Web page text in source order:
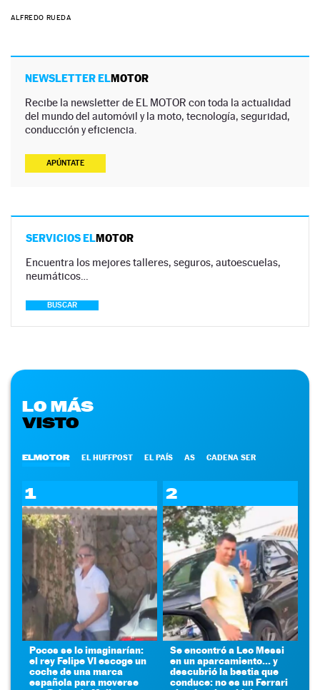
ALFREDO RUEDA
NEWSLETTER ELMOTOR
Recibe la newsletter de EL MOTOR con toda la actualidad
del mundo del automóvil y la moto, tecnología, seguridad,
conducción y eficiencia.
APÚNTATE
SERVICIOS ELMOTOR
Encuentra los mejores talleres, seguros, autoescuelas,
neumáticos…
BUSCAR
LO MÁS
VISTO
ELMOTOR EL HUFFPOST EL PAÍS AS CADENA SER
1
Pocos se lo imaginarían:
el rey Felipe VI escoge un
coche de una marca
española para moverse
2
Se encontró a Leo Messi
en un aparcamiento... y
descubrió la bestia que
conduce: no es un Ferrari